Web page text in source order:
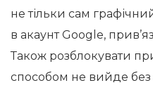
не тільки сам
в акаунт Google,
Також розблокувати
способом не вийде